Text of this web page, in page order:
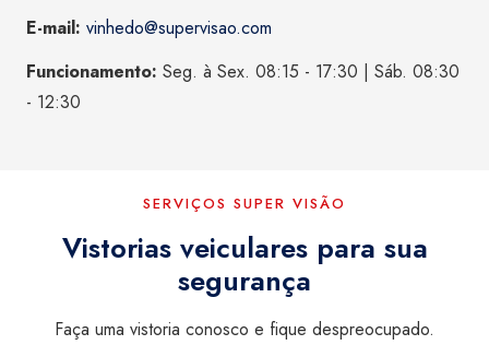
E-mail: vinhedo@supervisao.com
Funcionamento: Seg. à Sex. 08:15 - 17:30 | Sáb. 08:30
- 12:30
SERVIÇOS SUPER VISÃO
Vistorias veiculares para sua
segurança
Faça uma vistoria conosco e fique despreocupado.